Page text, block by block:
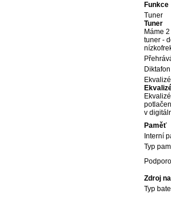
Funkce
Tuner
Tuner
Máme
tuner -
Diktafon
v
Paměť
Interní
Typ
Zdroj
Typ